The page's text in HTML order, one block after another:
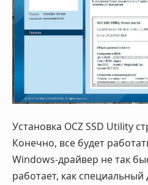
Установка OCZ SSD Utility
Конечно, все будет
Windows-драйвер не так
работает, как